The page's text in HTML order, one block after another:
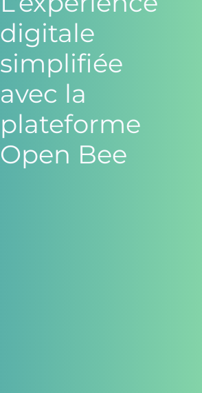
digitale
simplifiée
avec la
plateforme
Open Bee